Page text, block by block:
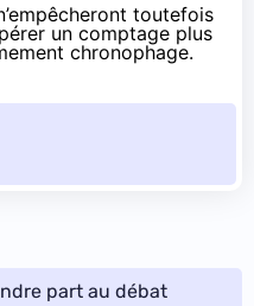
toutefois
un comptage plus
chronophage.
part au débat